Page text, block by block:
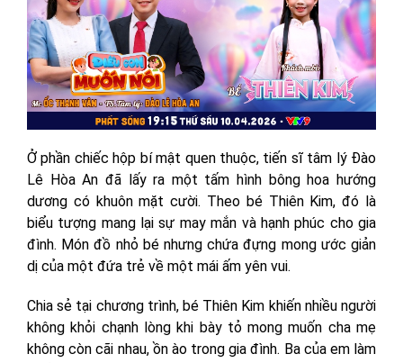
Ở phần chiếc hộp bí mật quen thuộc, tiến sĩ tâm lý Đào
Lê Hòa An đã lấy ra một tấm hình bông hoa hướng
dương có khuôn mặt cười. Theo bé Thiên Kim, đó là
biểu tượng mang lại sự may mắn và hạnh phúc cho gia
đình. Món đồ nhỏ bé nhưng chứa đựng mong ước giản
dị của một đứa trẻ về một mái ấm yên vui.
Chia sẻ tại chương trình, bé Thiên Kim khiến nhiều người
không khỏi chạnh lòng khi bày tỏ mong muốn cha mẹ
không còn cãi nhau, ồn ào trong gia đình. Ba của em làm